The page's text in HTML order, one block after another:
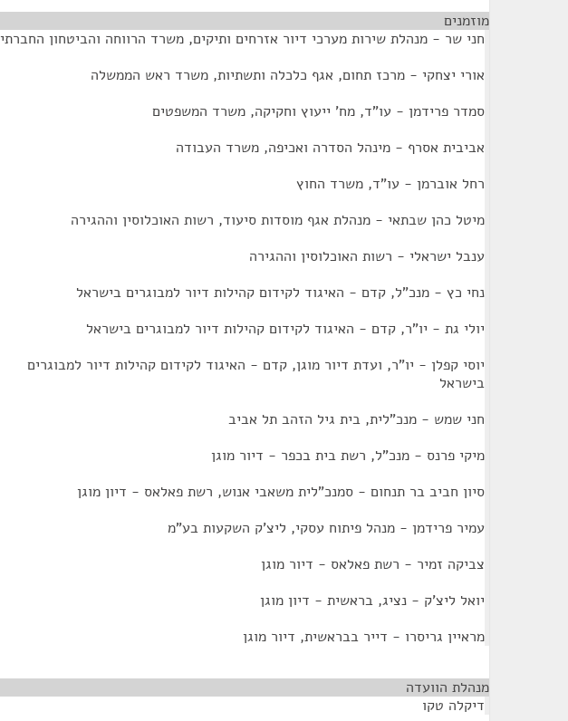
מוזמנים
חני שר - מנהלת שירות מערכי דיור אזרחים ותיקים, משרד הרווחה והביטחון החברתי
אורי יצחקי - מרכז תחום, אגף כלכלה ותשתיות, משרד ראש הממשלה
סמדר פרידמן - עו"ד, מח' ייעוץ וחקיקה, משרד המשפטים
אביבית אסרף - מינהל הסדרה ואכיפה, משרד העבודה
רחל אוברמן - עו"ד, משרד החוץ
מיטל כהן שבתאי - מנהלת אגף מוסדות סיעוד, רשות האוכלוסין וההגירה
ענבל ישראלי - רשות האוכלוסין וההגירה
נחי כץ - מנכ"ל, קדם - האיגוד לקידום קהילות דיור למבוגרים בישראל
יולי גת - יו"ר, קדם - האיגוד לקידום קהילות דיור למבוגרים בישראל
יוסי קפלן - יו"ר, ועדת דיור מוגן, קדם - האיגוד לקידום קהילות דיור למבוגרים
בישראל
חני שמש - מנכ"לית, בית גיל הזהב תל אביב
מיקי פרנס - מנכ"ל, רשת בית בכפר - דיור מוגן
סיון חביב בר תנחום - סמנכ"לית משאבי אנוש, רשת פאלאס - דיון מוגן
עמיר פרידמן - מנהל פיתוח עסקי, ליצ'ק השקעות בע"מ
צביקה זמיר - רשת פאלאס - דיור מוגן
יואל ליצ'ק - נציג, בראשית - דיון מוגן
מראיין גריסרו - דייר בבראשית, דיור מוגן
מנהלת הוועדה
דיקלה טקו